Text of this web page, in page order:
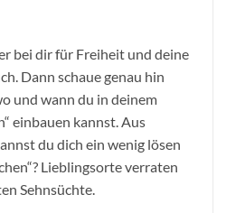
bei dir für Freiheit und deine
Dann schaue genau hin
und wann du in deinem
einbauen kannst. Aus
du dich ein wenig lösen
Lieblingsorte verraten
Sehnsüchte.